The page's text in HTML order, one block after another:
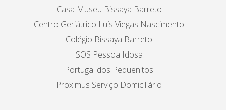
Casa Museu Bissaya Barreto
Centro Geriátrico Luís Viegas Nascimento
Colégio Bissaya Barreto
SOS Pessoa Idosa
Portugal dos Pequenitos
Proximus Serviço Domiciliário